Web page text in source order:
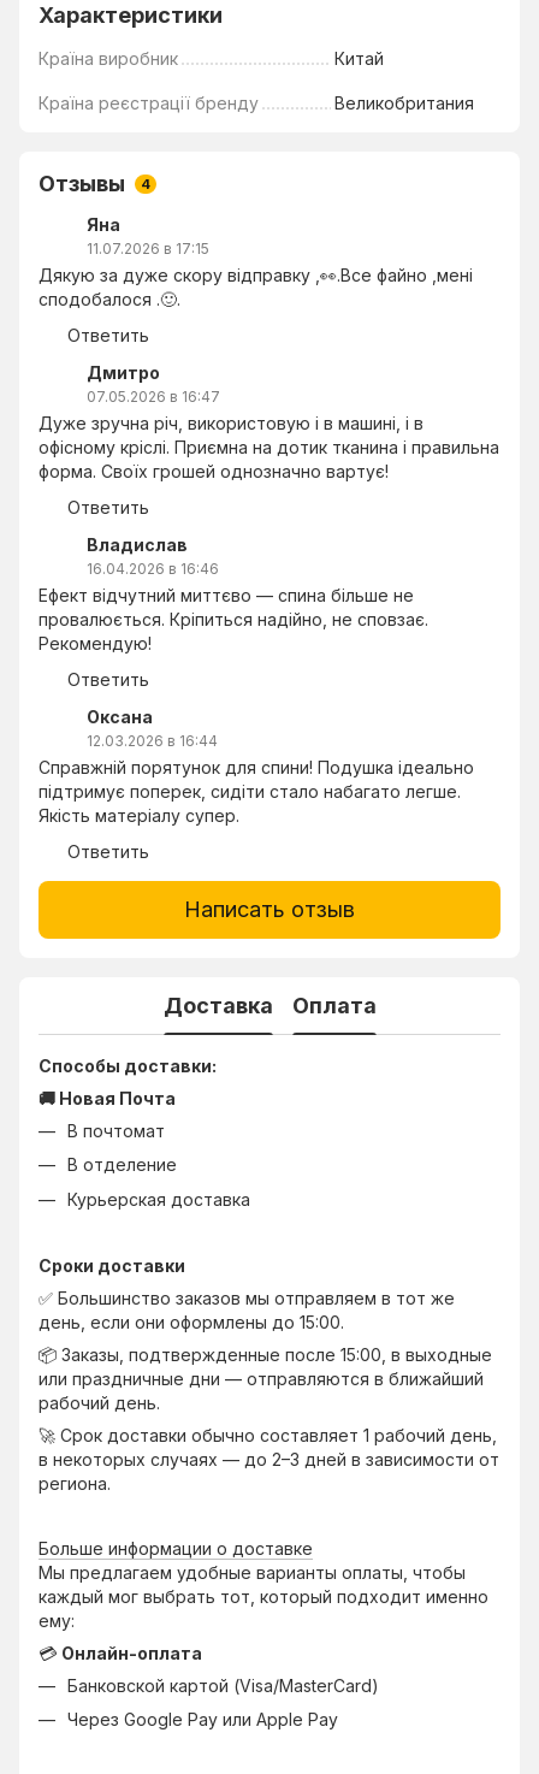
Характеристики
Країна виробник Китай
Країна реєстрації бренду Великобритания
Отзывы 4
Яна
11.07.2026 в 17:15
Дякую за дуже скору відправку ,👀.Все файно ,мені
сподобалося .🙂.
Ответить
Дмитро
07.05.2026 в 16:47
Дуже зручна річ, використовую і в машині, і в
офісному кріслі. Приємна на дотик тканина і правильна
форма. Своїх грошей однозначно вартує!
Ответить
Владислав
16.04.2026 в 16:46
Ефект відчутний миттєво — спина більше не
провалюється. Кріпиться надійно, не сповзає.
Рекомендую!
Ответить
Оксана
12.03.2026 в 16:44
Справжній порятунок для спини! Подушка ідеально
підтримує поперек, сидіти стало набагато легше.
Якість матеріалу супер.
Ответить
Написать отзыв
Доставка Оплата
Способы доставки:
🚚 Новая Почта
В почтомат
В отделение
Курьерская доставка
Сроки доставки
✅ Большинство заказов мы отправляем в тот же
день, если они оформлены до 15:00.
📦 Заказы, подтвержденные после 15:00, в выходные
или праздничные дни — отправляются в ближайший
рабочий день.
🚀 Срок доставки обычно составляет 1 рабочий день,
в некоторых случаях — до 2–3 дней в зависимости от
региона.
Больше информации о доставке
Мы предлагаем удобные варианты оплаты, чтобы
каждый мог выбрать тот, который подходит именно
ему:
💳 Онлайн-оплата
Банковской картой (Visa/MasterCard)
Через Google Pay или Apple Pay